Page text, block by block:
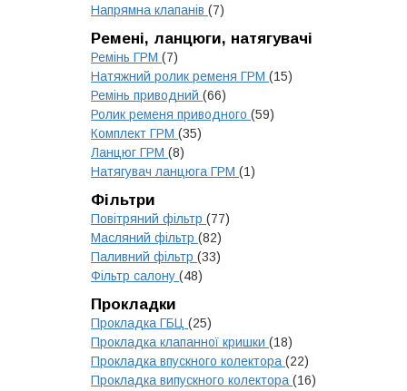
Напрямна клапанів (7)
Ремені, ланцюги, натягувачі
Ремінь ГРМ (7)
Натяжний ролик ременя ГРМ (15)
Ремінь приводний (66)
Ролик ременя приводного (59)
Комплект ГРМ (35)
Ланцюг ГРМ (8)
Натягувач ланцюга ГРМ (1)
Фільтри
Повітряний фільтр (77)
Масляний фільтр (82)
Паливний фільтр (33)
Фільтр салону (48)
Прокладки
Прокладка ГБЦ (25)
Прокладка клапанної кришки (18)
Прокладка впускного колектора (22)
Прокладка випускного колектора (16)